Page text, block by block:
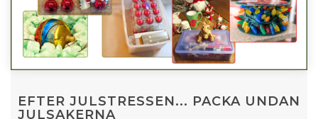
EFTER JULSTRESSEN... PACKA UNDAN
JULSAKERNA